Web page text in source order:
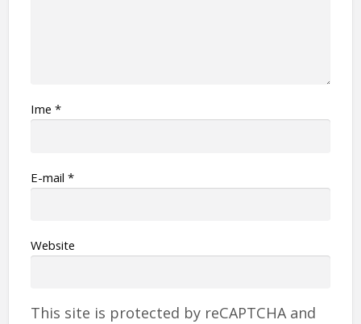
Ime *
Е-mail *
Website
This site is protected by reCAPTCHA and